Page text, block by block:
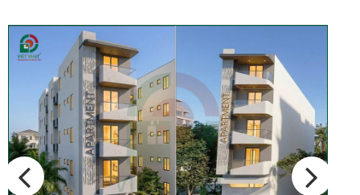
Thép Râu Tường – Kinh Nghiệm Thi
Công Chuẩn Kỹ...
10 Vị Trí Nên Xây Gạch Đinh – Chủ
Đầu...